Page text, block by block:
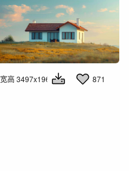
宽高 3497x1960 871